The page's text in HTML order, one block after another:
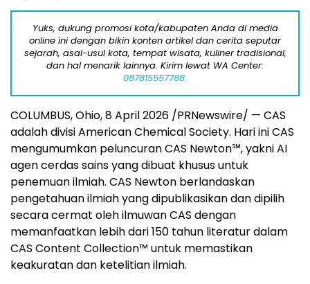
Yuks, dukung promosi kota/kabupaten Anda di media
online ini dengan bikin konten artikel dan cerita seputar
sejarah, asal-usul kota, tempat wisata, kuliner tradisional,
dan hal menarik lainnya. Kirim lewat WA Center:
087815557788.
COLUMBUS, Ohio,8 April 2026 /PRNewswire/ — CAS
adalah divisi American Chemical Society. Hari ini CAS
mengumumkan peluncuran CAS Newton℠, yakni AI
agen cerdas sains yang dibuat khusus untuk
penemuan ilmiah. CAS Newton berlandaskan
pengetahuan ilmiah yang dipublikasikan dan dipilih
secara cermat oleh ilmuwan CAS dengan
memanfaatkan lebih dari 150 tahun literatur dalam
CAS Content Collection™ untuk memastikan
keakuratan dan ketelitian ilmiah.